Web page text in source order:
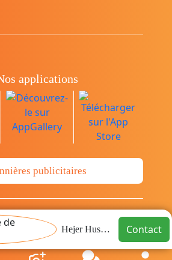
Hejer Hussein Contact
applications
publicitaires
2026 Cava.tn Limited Tous
droits sont réservés.